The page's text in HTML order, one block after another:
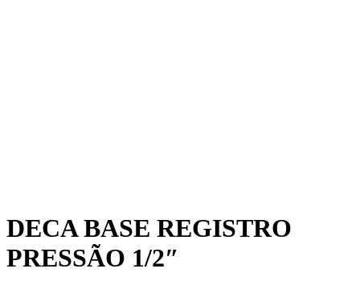
DECA BASE REGISTRO
PRESSÃO 1/2″